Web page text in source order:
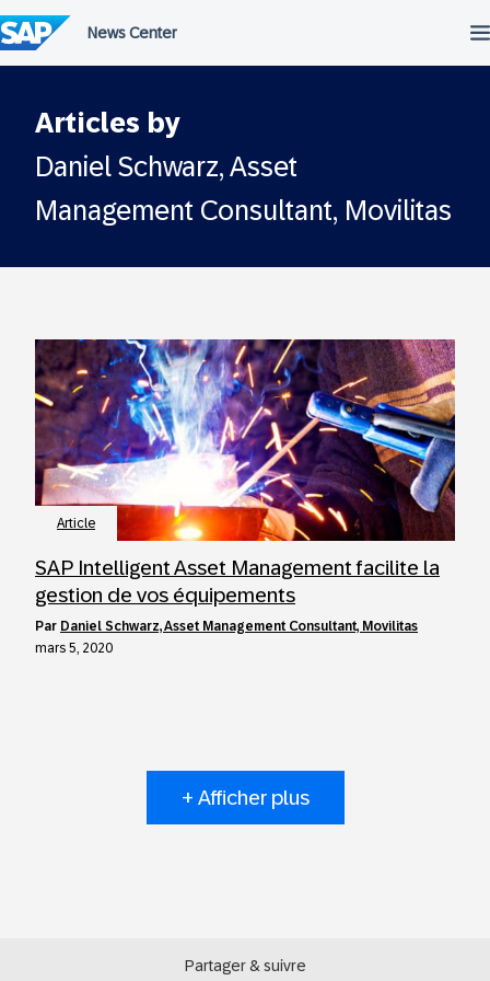
au
contenu
Articles by
Daniel Schwarz, Asset
Management Consultant, Movilitas
Article
SAP Intelligent Asset Management facilite la
gestion de vos équipements
par Daniel Schwarz, Asset Management Consultant, Movilitas
mars 5, 2020
+ Afficher plus
Partager & suivre